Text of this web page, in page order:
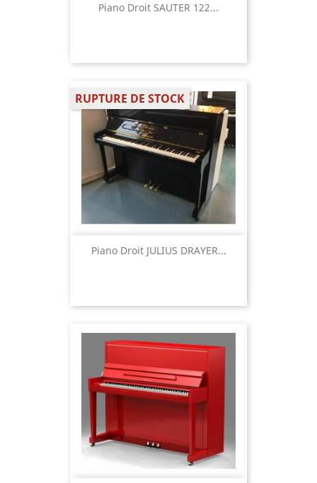
Piano Droit SAUTER 122...
Piano Droit JULIUS DRAYER...
RUPTURE DE STOCK